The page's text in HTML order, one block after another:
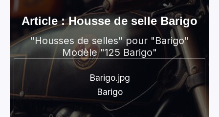
Article : Housse de selle Barigo
"Housses de selles" pour "Barigo"
Modèle "125 Barigo"
Barigo.jpg
Barigo